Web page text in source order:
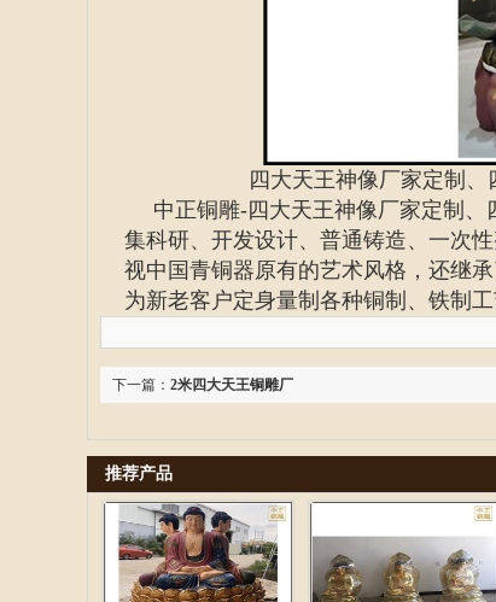
四大天王神像厂家定制
中正铜雕-四大天王神像厂家定制、
集科研、开发设计、普通铸造、一次
视中国青铜器原有的艺术风格，还继
为新老客户定身量制各种铜制、铁制
下一篇： 2米四大天王铜雕厂
推荐产品